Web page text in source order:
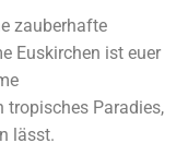
zauberhafte
Euskirchen ist euer
tropisches Paradies,
lässt.